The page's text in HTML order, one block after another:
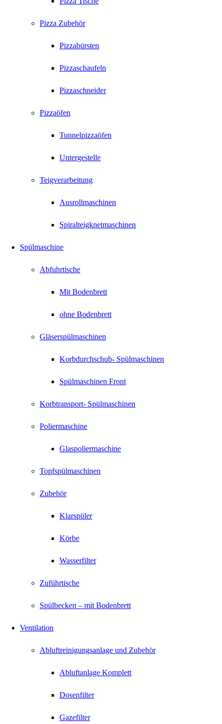
Pizza Zubehör
Pizzabürsten
Pizzaschaufeln
Pizzaschneider
Pizzaöfen
Tunnelpizzaöfen
Untergestelle
Teigverarbeitung
Ausrollmaschinen
Spiralteigknetmaschinen
Spülmaschine
Abfuhrtische
Mit Bodenbrett
ohne Bodenbrett
Gläserspülmaschinen
Korbdurchschub- Spülmaschinen
Spülmaschinen Front
Korbtransport- Spülmaschinen
Poliermaschine
Glaspoliermaschine
Topfspülmaschinen
Zubehör
Klarspüler
Körbe
Wasserfilter
Zuführtische
Spülbecken – mit Bodenbrett
Ventilation
Abluftreinigungsanlage und Zubehör
Abluftanlage Komplett
Dosenfilter
Gazefilter